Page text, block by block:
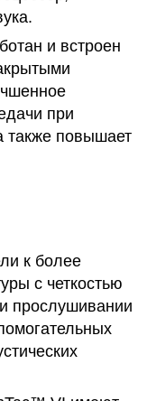
и встроен
при
также повышает
к более
с четкостью
прослушивании